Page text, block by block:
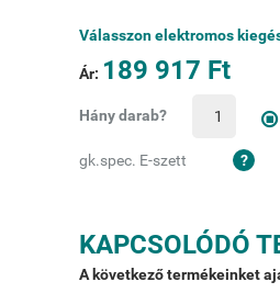
Válasszon elektromos
Ár: 189 917 Ft
Hány darab?
gk.spec. E-szett
KAPCSOLÓDÓ
A következő termékeinket